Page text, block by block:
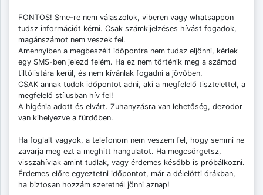
FONTOS! Sme-re nem válaszolok, viberen vagy whatsappon
tudsz információt kérni. Csak számkijelzéses hívást fogadok,
magánszámot nem veszek fel.
Amennyiben a megbeszélt időpontra nem tudsz eljönni, kérlek
egy SMS-ben jelezd felém. Ha ez nem történik meg a számod
tiltólistára kerül, és nem kívánlak fogadni a jövőben.
CSAK annak tudok időpontot adni, aki a megfelelő tisztelettel, a
megfelelő stílusban hív fel!
A higénia adott és elvárt. Zuhanyzásra van lehetőség, dezodor
van kihelyezve a fürdőben.
Ha foglalt vagyok, a telefonom nem veszem fel, hogy semmi ne
zavarja meg ezt a meghitt hangulatot. Ha megcsörgetsz,
visszahívlak amint tudlak, vagy érdemes később is próbálkozni.
Érdemes előre egyeztetni időpontot, már a délelötti órákban,
ha biztosan hozzám szeretnél jönni aznap!